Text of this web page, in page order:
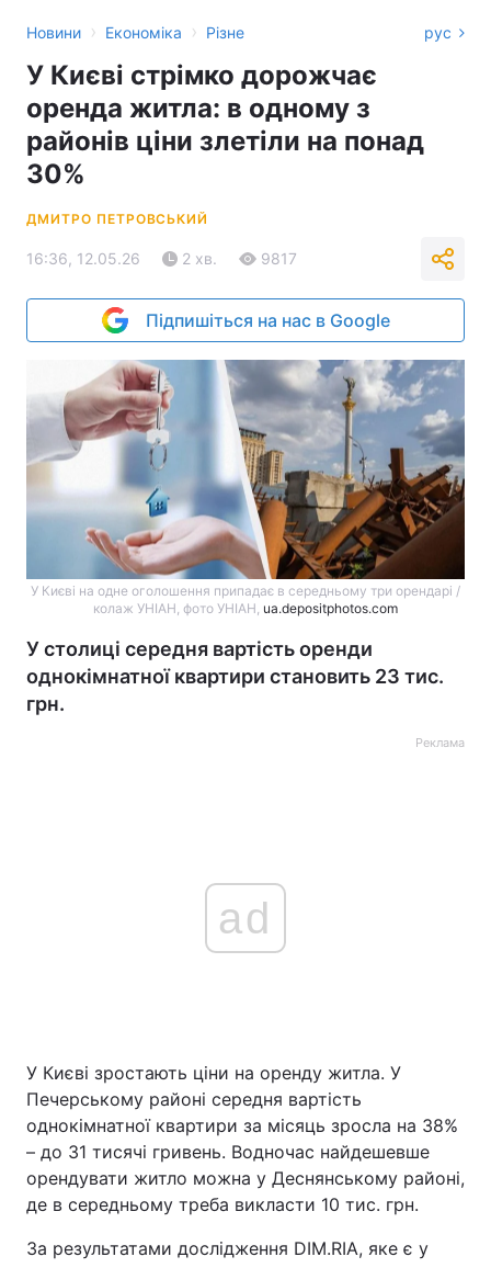
Новини › Економіка › Різне рус
У Києві стрімко дорожчає
оренда житла: в одному з
районів ціни злетіли на понад
30%
ДМИТРО ПЕТРОВСЬКИЙ
16:36, 12.05.26 2 хв. 9817
Підпишіться на нас в Google
У Києві на одне оголошення припадає в середньому три орендарі /
колаж УНІАН, фото УНІАН, ua.depositphotos.com
У столиці середня вартість оренди
однокімнатної квартири становить 23 тис.
грн.
Реклама
ad
У Києві зростають ціни на оренду житла. У
Печерському районі середня вартість
однокімнатної квартири за місяць зросла на 38%
– до 31 тисячі гривень. Водночас найдешевше
орендувати житло можна у Деснянському районі,
де в середньому треба викласти 10 тис. грн.
За результатами дослідження DIM.RIA, яке є у